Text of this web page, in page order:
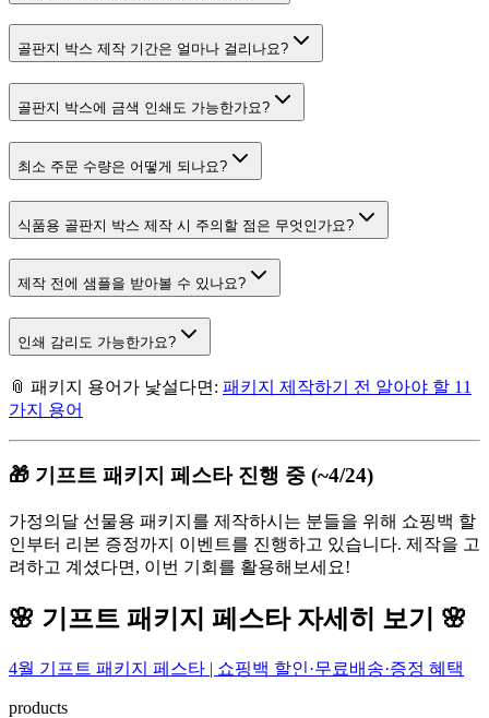
골판지 박스 제작 기간은 얼마나 걸리나요?
골판지 박스에 금색 인쇄도 가능한가요?
최소 주문 수량은 어떻게 되나요?
식품용 골판지 박스 제작 시 주의할 점은 무엇인가요?
제작 전에 샘플을 받아볼 수 있나요?
인쇄 감리도 가능한가요?
📎 패키지 용어가 낯설다면: 패키지 제작하기 전 알아야 할 11
가지 용어
🎁 기프트 패키지 페스타 진행 중 (~4/24)
가정의달 선물용 패키지를 제작하시는 분들을 위해 쇼핑백 할
인부터 리본 증정까지 이벤트를 진행하고 있습니다. 제작을 고
려하고 계셨다면, 이번 기회를 활용해보세요!
🌸 기프트 패키지 페스타 자세히 보기 🌸
4월 기프트 패키지 페스타 | 쇼핑백 할인·무료배송·증정 혜택
products